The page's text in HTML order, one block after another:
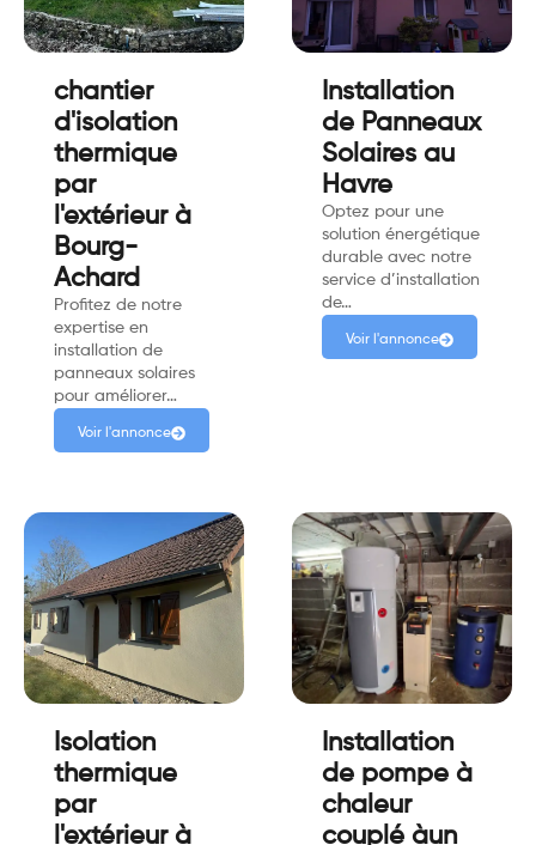
chantier
d'isolation
thermique
par
l'extérieur à
Bourg-
Achard
Profitez de notre
expertise en
installation de
panneaux solaires
pour améliorer…
Voir l'annonce
Installation
de Panneaux
Solaires au
Havre
Optez pour une
solution énergétique
durable avec notre
service d’installation
de…
Voir l'annonce
Isolation
thermique
par
l'extérieur à
Installation
de pompe à
chaleur
couplé àun